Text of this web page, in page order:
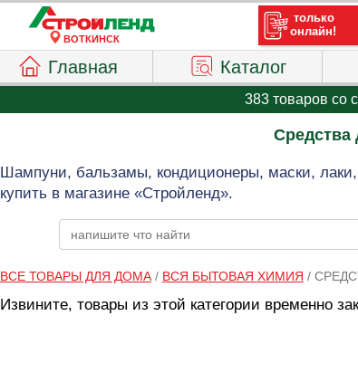
ВОТКИНСК
Главная Каталог
383 товаров со
Средства
Шампуни, бальзамы, кондиционеры, маски, лаки,
купить в магазине «Стройленд».
ВСЕ ТОВАРЫ ДЛЯ ДОМА/ ВСЯ БЫТОВАЯ ХИМИЯ /
Извините, товары из этой категории временно